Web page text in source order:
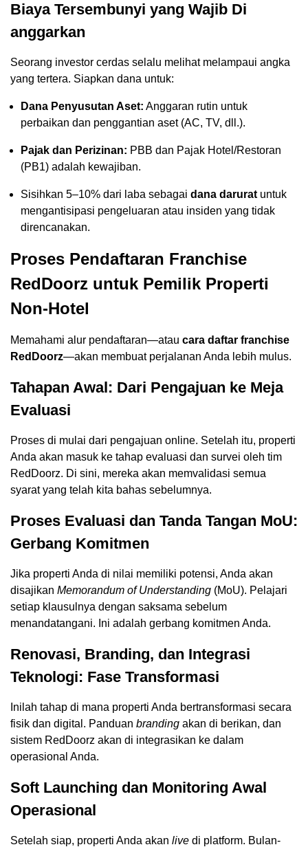
Biaya Tersembunyi yang Wajib Di
anggarkan
Seorang investor cerdas selalu melihat melampaui angka
yang tertera. Siapkan dana untuk:
Dana Penyusutan Aset: Anggaran rutin untuk
perbaikan dan penggantian aset (AC, TV, dll.).
Pajak dan Perizinan: PBB dan Pajak Hotel/Restoran
(PB1) adalah kewajiban.
Sisihkan 5–10% dari laba sebagai dana daruratuntuk
mengantisipasi pengeluaran atau insiden yang tidak
direncanakan.
Proses Pendaftaran Franchise
RedDoorz untuk Pemilik Properti
Non-Hotel
Memahami alur pendaftaran—atau cara daftar franchise
RedDoorz—akan membuat perjalanan Anda lebih mulus.
Tahapan Awal: Dari Pengajuan ke Meja
Evaluasi
Proses di mulai dari pengajuan online. Setelah itu, properti
Anda akan masuk ke tahap evaluasi dan survei oleh tim
RedDoorz. Di sini, mereka akan memvalidasi semua
syarat yang telah kita bahas sebelumnya.
Proses Evaluasi dan Tanda Tangan MoU:
Gerbang Komitmen
Jika properti Anda di nilai memiliki potensi, Anda akan
disajikan Memorandum of Understanding (MoU). Pelajari
setiap klausulnya dengan saksama sebelum
menandatangani. Ini adalah gerbang komitmen Anda.
Renovasi, Branding, dan Integrasi
Teknologi: Fase Transformasi
Inilah tahap di mana properti Anda bertransformasi secara
fisik dan digital. Panduan branding akan di berikan, dan
sistem RedDoorz akan di integrasikan ke dalam
operasional Anda.
Soft Launching dan Monitoring Awal
Operasional
Setelah siap, properti Anda akan live di platform. Bulan-